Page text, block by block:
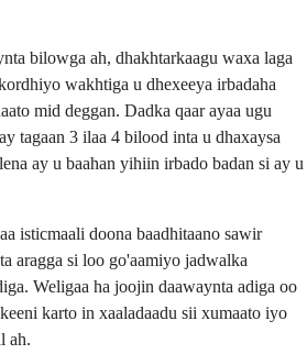
bilowga ah, dhakhtarkaagu waxa laga
wakhtiga u dhexeeya irbadaha
mid deggan. Dadka qaar ayaa ugu
tagaan 3 ilaa 4 bilood inta u dhaxaysa
ay u baahan yihiin irbado badan si ay u
isticmaali doona baadhitaano sawir
aragga si loo go'aamiyo jadwalka
Weligaa ha joojin daawaynta adiga oo
karto in xaaladaadu sii xumaato iyo
ah.